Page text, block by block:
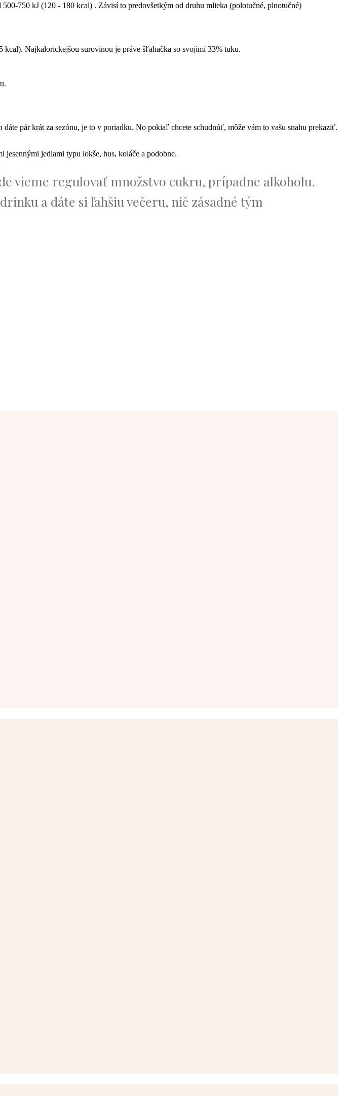
750 kJ (120 - 180 kcal) . Závisí to predovšetkým od druhu mlieka (polotučné, plnotučné)
Najkalorickejšou surovinou je práve šľahačka so svojimi 33% tuku.
pár krát za sezónu, je to v poriadku. No pokiaľ chcete schudnúť, môže vám to vašu snahu prekaziť.
jedlami typu lokše, hus, koláče a podobne.
vieme regulovať množstvo cukru, prípadne alkoholu.
a dáte si ľahšiu večeru, nič zásadné tým